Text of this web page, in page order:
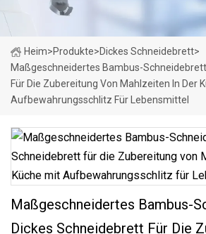
Heim>Produkte>Dickes Schneidebrett>
Maßgeschneidertes Bambus-
Für Die Zubereitung Von Mahlzeiten In Der
Aufbewahrungsschlitz Für Lebensmittel
Maßgeschneidertes Bambus-
Dickes Schneidebrett Für Die